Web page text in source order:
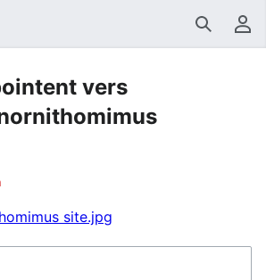
vers
site.jpg